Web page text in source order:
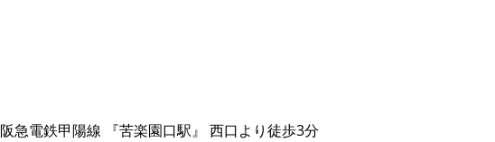
阪急電鉄甲陽線 『苦楽園口駅』 西口より徒歩3分